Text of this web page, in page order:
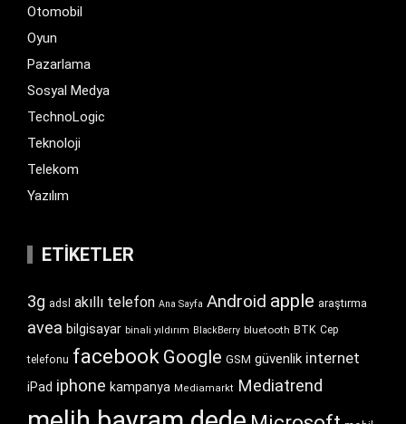
Otomobil
Oyun
Pazarlama
Sosyal Medya
TechnoLogic
Teknoloji
Telekom
Yazılım
ETIKETLER
3g adsl akıllı telefon Ana Sayfa Android apple araştırma
avea bilgisayar binali yıldırım BlackBerry bluetooth BTK Cep
telefonu facebook Google GSM güvenlik internet
iPad iphone kampanya Mediamarkt Mediatrend